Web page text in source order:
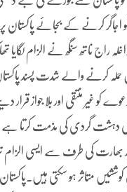
اجاگر کرنے کے بجائے پاکستان پر
راج ناتھ سنگھ نے الزام
حملہ کرنے والے شدت پسند
کو غیر منتقی اور بلا جواز قرار
کی دہشت گردی کی مذمت کرتا ہے
بھارت کی طرف سے ایسی
کوششیں متاثر ہو سکتی